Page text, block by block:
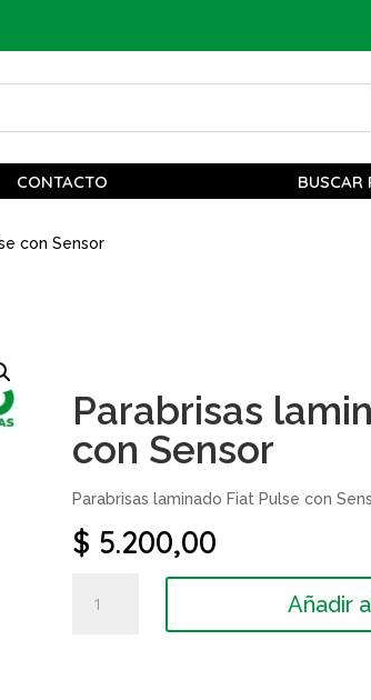
CONTACTO BUSCAR
con Sensor
Parabrisas
con Sensor
Parabrisas laminado Fiat Pulse con
$ 5.200,00
laminado
Añadir